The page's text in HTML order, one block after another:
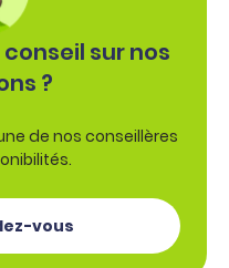
sur nos
?
de nos conseillères
vous